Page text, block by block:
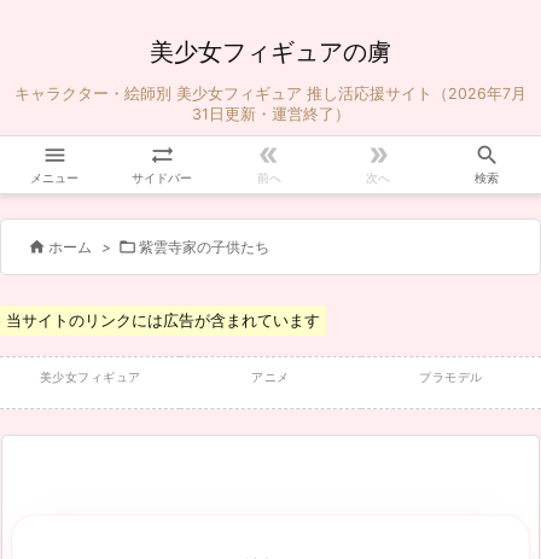
美少女フィギュアの虜
キャラクター・絵師別 美少女フィギュア 推し活応援サイト（2026年7月
31日更新・運営終了）

メニュー

サイドバー

前へ

次へ

検索
 ホーム >  紫雲寺家の子供たち
当サイトのリンクには広告が含まれています
美少女フィギュア アニメ プラモデル